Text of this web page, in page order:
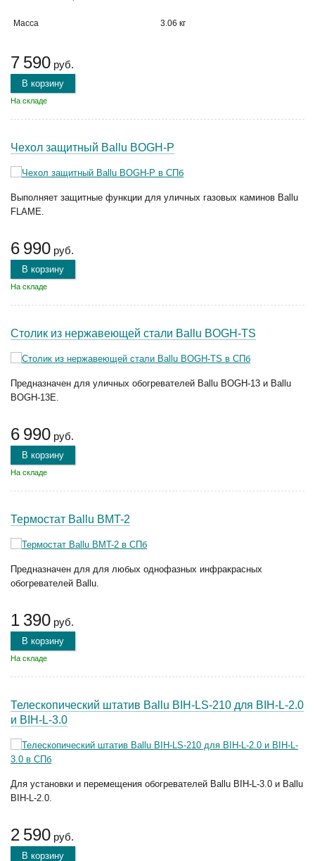
Масса 3.06 кг
7 590 руб.
В корзину
На складе
Чехол защитный Ballu BOGH-P
Выполняет защитные функции для уличных газовых каминов Ballu
FLAME.
6 990 руб.
В корзину
На складе
Столик из нержавеющей стали Ballu BOGH-TS
Предназначен для уличных обогревателей Ballu BOGH-13 и Ballu
BOGH-13E.
6 990 руб.
В корзину
На складе
Термостат Ballu BMT-2
Предназначен для для любых однофазных инфракрасных
обогревателей Ballu.
1 390 руб.
В корзину
На складе
Телескопический штатив Ballu BIH-LS-210 для BIH-L-2.0
и BIH-L-3.0
Для установки и перемещения обогревателей Ballu BIH-L-3.0 и Ballu
BIH-L-2.0.
2 590 руб.
В корзину